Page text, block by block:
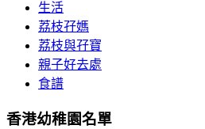
生活
荔枝孖媽
荔枝與孖寶
親子好去處
食譜
香港幼稚園名單